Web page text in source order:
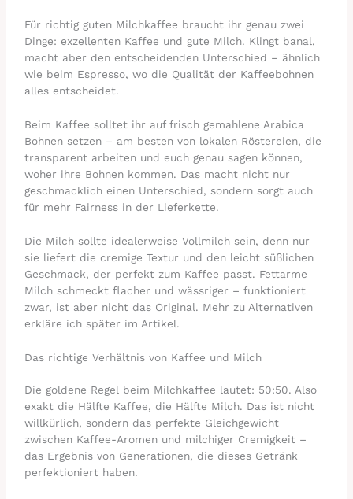
Für richtig guten Milchkaffee braucht ihr genau zwei
Dinge: exzellenten Kaffee und gute Milch. Klingt banal,
macht aber den entscheidenden Unterschied – ähnlich
wie beim Espresso, wo die Qualität der Kaffeebohnen
alles entscheidet.
Beim Kaffee solltet ihr auf frisch gemahlene Arabica
Bohnen setzen – am besten von lokalen Röstereien, die
transparent arbeiten und euch genau sagen können,
woher ihre Bohnen kommen. Das macht nicht nur
geschmacklich einen Unterschied, sondern sorgt auch
für mehr Fairness in der Lieferkette.
Die Milch sollte idealerweise Vollmilch sein, denn nur
sie liefert die cremige Textur und den leicht süßlichen
Geschmack, der perfekt zum Kaffee passt. Fettarme
Milch schmeckt flacher und wässriger – funktioniert
zwar, ist aber nicht das Original. Mehr zu Alternativen
erkläre ich später im Artikel.
Das richtige Verhältnis von Kaffee und Milch
Die goldene Regel beim Milchkaffee lautet: 50:50. Also
exakt die Hälfte Kaffee, die Hälfte Milch. Das ist nicht
willkürlich, sondern das perfekte Gleichgewicht
zwischen Kaffee-Aromen und milchiger Cremigkeit –
das Ergebnis von Generationen, die dieses Getränk
perfektioniert haben.